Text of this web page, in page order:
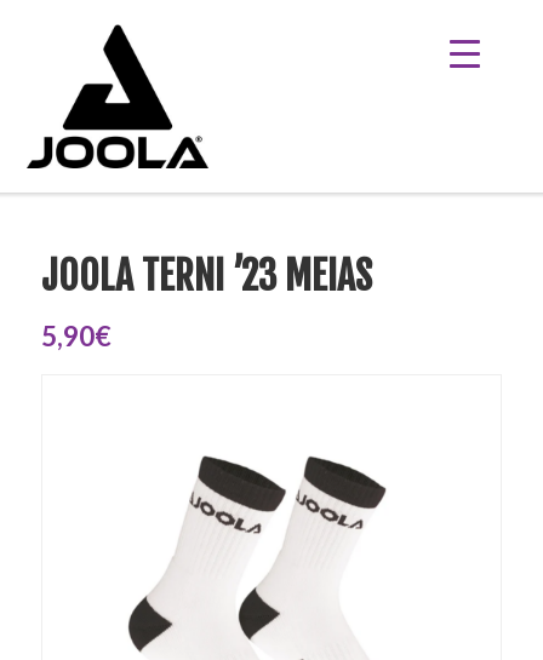
JOOLA TERNI ’23 MEIAS
5,90€